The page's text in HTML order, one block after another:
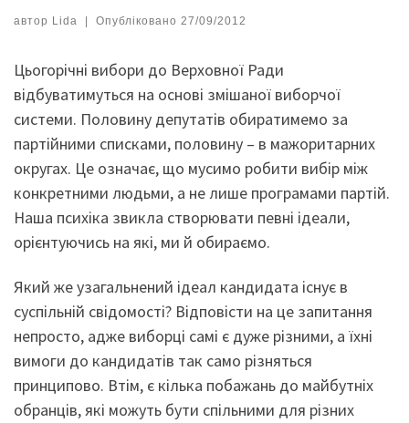
автор Lida | Опубліковано 27/09/2012
Цьогорічні вибори до Верховної Ради
відбуватимуться на основі змішаної виборчої
системи. Половину депутатів обиратимемо за
партійними списками, половину – в мажоритарних
округах. Це означає, що мусимо робити вибір між
конкретними людьми, а не лише програмами партій.
Наша психіка звикла створювати певні ідеали,
орієнтуючись на які, ми й обираємо.
Який же узагальнений ідеал кандидата існує в
суспільній свідомості? Відповісти на це запитання
непросто, адже виборці самі є дуже різними, а їхні
вимоги до кандидатів так само різняться
принципово. Втім, є кілька побажань до майбутніх
обранців, які можуть бути спільними для різних